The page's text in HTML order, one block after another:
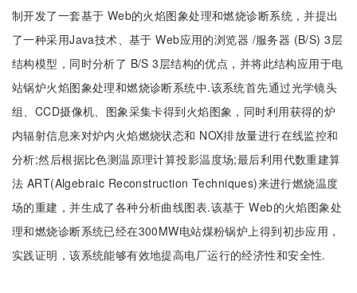
制开发了一套基于 Web的火焰图象处理和燃烧诊断系统，并提出
了一种采用Java技术、基于 Web应用的浏览器 /服务器 (B/S) 3层
结构模型，同时分析了 B/S 3层结构的优点，并将此结构应用于电
站锅炉火焰图象处理和燃烧诊断系统中.该系统首先通过光学镜头
组、CCD摄像机、图象采集卡得到火焰图象，同时利用获得的炉
内辐射信息来对炉内火焰燃烧状态和 NOX排放量进行在线监控和
分析;然后根据比色测温原理计算投影温度场;最后利用代数重建算
法 ART(Algebraic Reconstruction Techniques)来进行燃烧温度
场的重建，并生成了各种分析曲线图表.该基于 Web的火焰图象处
理和燃烧诊断系统已经在300MW电站煤粉锅炉上得到初步应用，
实践证明，该系统能够有效地提高电厂运行的经济性和安全性.